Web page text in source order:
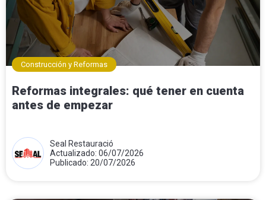
Construcción y Reformas
Reformas integrales: qué tener en cuenta
antes de empezar
Seal Restauració
Actualizado: 06/07/2026
Publicado: 20/07/2026